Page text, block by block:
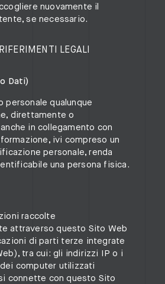
nuovamente il
se necessario.
LEGALI
Dati)
personale qualunque
direttamente o
in collegamento con
ivi compreso un
personale, renda
una persona fisica.
raccolte
attraverso questo Sito Web
di parti terze integrate
tra cui: gli indirizzi IP o i
computer utilizzati
connette con questo Sito